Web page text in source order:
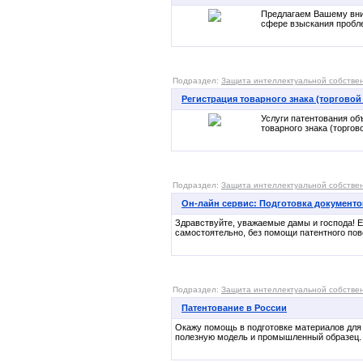
Предлагаем Вашему
сфере взыскания
Подраздел: Защита интеллектуальной
Регистрация товарного знака
Услуги патентования
товарного знака
Подраздел: Защита интеллектуальной
Он-лайн сервис: Подготовка
Здравствуйте, уважаемые дамы и господа!
самостоятельно, без помощи патентного
Подраздел: Защита интеллектуальной
Патентование в России
Окажу помощь в подготовке материалов
полезную модель и промышленный образец.